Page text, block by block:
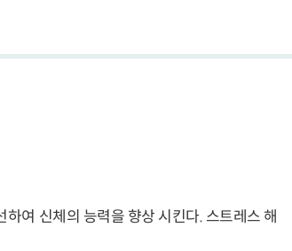
여 신체의 능력을 향상 시킨다. 스트레스 해